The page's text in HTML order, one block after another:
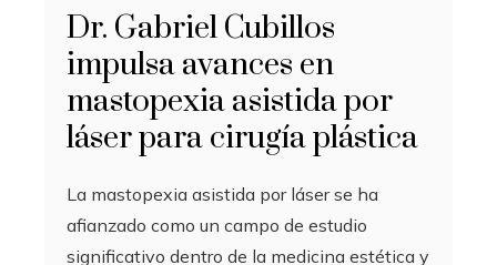
Dr. Gabriel Cubillos
impulsa avances en
mastopexia asistida por
láser para cirugía plástica
La mastopexia asistida por láser se ha
afianzado como un campo de estudio
significativo dentro de la medicina estética y